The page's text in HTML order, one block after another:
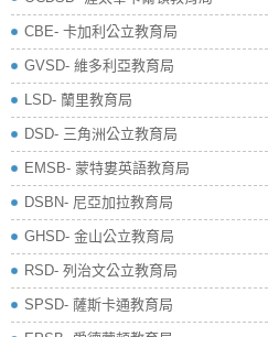
CBE- 卡加利公立教育局
GVSD- 維多利亞教育局
LSD- 蘭里教育局
DSD- 三角洲公立教育局
EMSB- 蒙特婁英語教育局
DSBN- 尼亞加拉教育局
GHSD- 金山公立教育局
RSD- 列治文公立教育局
SPSD- 薩斯卡通教育局